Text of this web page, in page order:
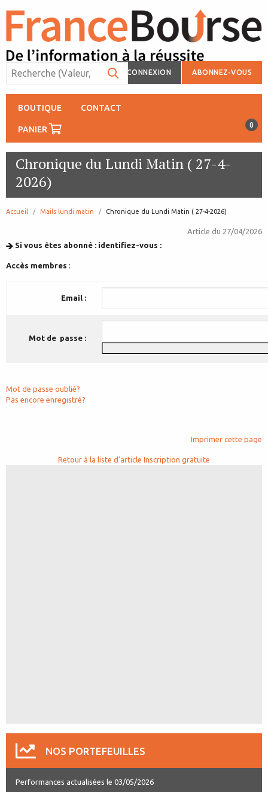
CONNEXION ABONNEZ-VOUS
BOUTIQUE CONTACT
PANIER 0
Chronique du Lundi Matin ( 27-4-
2026)
Accueil Mails lundi matin page:
Chronique du Lundi Matin ( 27-4-2026)
Article du 27/04/2026
Si vous êtes abonné : identifiez-vous :
Accès membres :
Email :
Mot de passe :
Mot de passe oublié?
Pas encore enregistré?
Imprimer cette page
Retour à la liste d'article Inscription gratuite
NOS PORTEFEUILLES
Performances actualisées le 03/05/2026